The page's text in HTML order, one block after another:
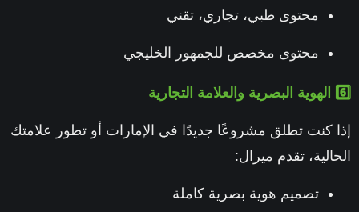
محتوى طبي، تجاري، تقني
محتوى مخصص للجمهور الخليجي
كنت تطلق مشروعًا جديدًا في الإمارات أو تطور علامتك
تقدم ميرال:
تصميم هوية بصرية كاملة